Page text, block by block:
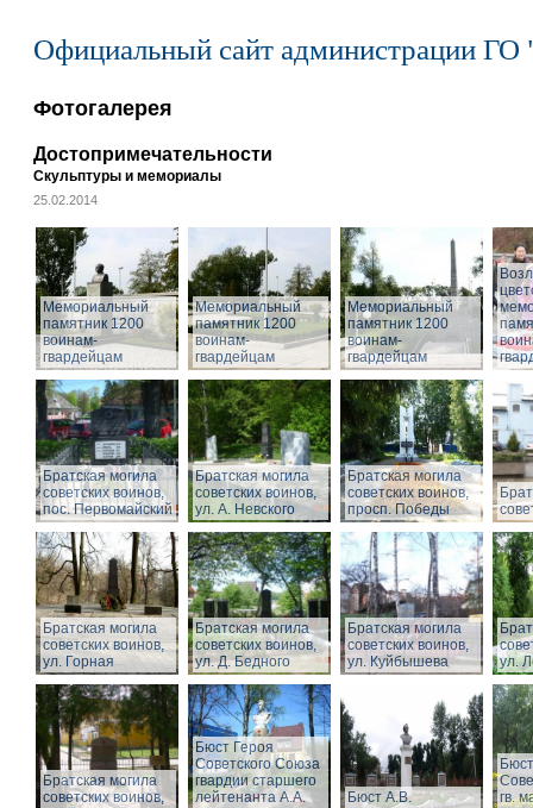
Официальный сайт администрации ГО
Фотогалерея
Достопримечательности
Скульптуры и мемориалы
25.02.2014
Мемориальный
памятник 1200
воинам-
гвардейцам
Мемориальный
памятник 1200
воинам-
гвардейцам
Мемориальный
памятник 1200
воинам-
гвардейцам
Братская могила
советских воинов,
пос. Первомайский
Братская могила
советских воинов,
ул. А. Невского
Братская могила
советских воинов,
просп. Победы
Братская могила
советских воинов,
ул. Горная
Братская могила
советских воинов,
ул. Д. Бедного
Братская могила
советских воинов,
ул. Куйбышева
ул.
Братская могила
советских воинов,
Бюст Героя
Советского Союза
гвардии старшего
лейтенанта А.А.
Бюст А.В.
гв.